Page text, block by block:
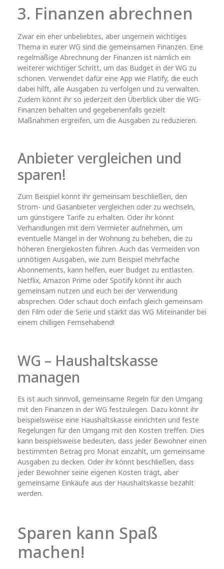
3. Finanzen abrechnen
Zwar ein eher unbeliebtes, aber ungemein wichtiges
Thema in eurer WG sind die gemeinsamen Finanzen. Eine
regelmäßige Abrechnung der Finanzen ist nämlich ein
weiterer wichtiger Schritt, um das Budget in der WG zu
schonen. Verwendet dafür eine App wie Flatify, die euch
dabei hilft, alle Ausgaben zu verfolgen und zu verwalten.
Zudem könnt ihr so jederzeit den Überblick über die WG-
Finanzen behalten und gegebenenfalls gezielt
Maßnahmen ergreifen, um die Ausgaben zu reduzieren.
Anbieter vergleichen und
sparen!
Zum Beispiel könnt ihr gemeinsam beschließen, den
Strom- und Gasanbieter vergleichen oder zu wechseln,
um günstigere Tarife zu erhalten. Oder ihr könnt
Verhandlungen mit dem Vermieter aufnehmen, um
eventuelle Mängel in der Wohnung zu beheben, die zu
höheren Energiekosten führen. Auch das Vermeiden von
unnötigen Ausgaben, wie zum Beispiel mehrfache
Abonnements, kann helfen, euer Budget zu entlasten.
Netflix, Amazon Prime oder Spotify könnt ihr auch
gemeinsam nutzen und euch bei der Verwendung
absprechen. Oder schaut doch einfach gleich gemeinsam
den Film oder die Serie und stärkt das WG Miteinander bei
einem chilligen Fernsehabend!
WG – Haushaltskasse
managen
Es ist auch sinnvoll, gemeinsame Regeln für den Umgang
mit den Finanzen in der WG festzulegen. Dazu könnt ihr
beispielsweise eine Haushaltskasse einrichten und feste
Regelungen für den Umgang mit den Kosten treffen. Dies
kann beispielsweise bedeuten, dass jeder Bewohner einen
bestimmten Betrag pro Monat einzahlt, um gemeinsame
Ausgaben zu decken. Oder ihr könnt beschließen, dass
jeder Bewohner seine eigenen Kosten trägt, aber
gemeinsame Einkäufe aus der Haushaltskasse bezahlt
werden.
Sparen kann Spaß
machen!